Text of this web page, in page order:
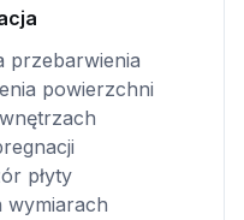
przebarwienia
powierzchni
płyty
wymiarach